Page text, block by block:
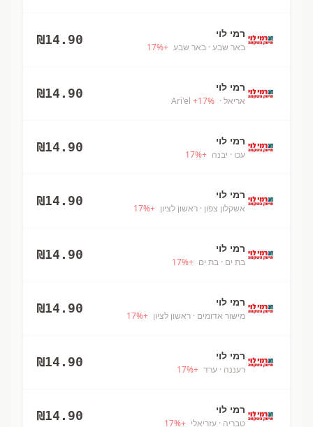
רמי לוי
באר שבע · באר שבע +
17%
₪14.90
רמי לוי
אריאל · Ari'el
+17%
₪14.90
רמי לוי
עכו · יבנה +
17%
₪14.90
רמי לוי
אשקלון צפון · ראשון לציון +
17%
₪14.90
רמי לוי
בת ים · בת ים +
17%
₪14.90
רמי לוי
מישור אדומים · ראשון לציון +
17%
₪14.90
רמי לוי
רעננה · ערד +
17%
₪14.90
רמי לוי
טבריה · עזריאלי +
17%
₪14.90